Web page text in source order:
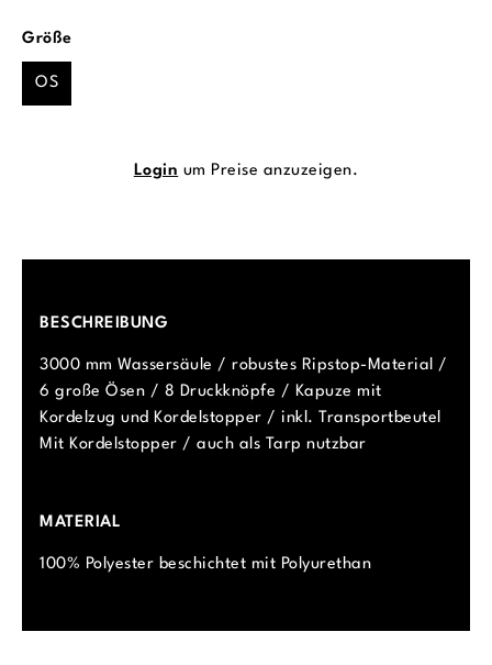
Größeauswählen
OS
Login um Preise anzuzeigen.
BESCHREIBUNG
3000 mm Wassersäule / robustes Ripstop-Material /
6 große Ösen / 8 Druckknöpfe / Kapuze mit
Kordelzug und Kordelstopper / inkl. Transportbeutel
Mit Kordelstopper / auch als Tarp nutzbar
MATERIAL
100% Polyester beschichtet mit Polyurethan